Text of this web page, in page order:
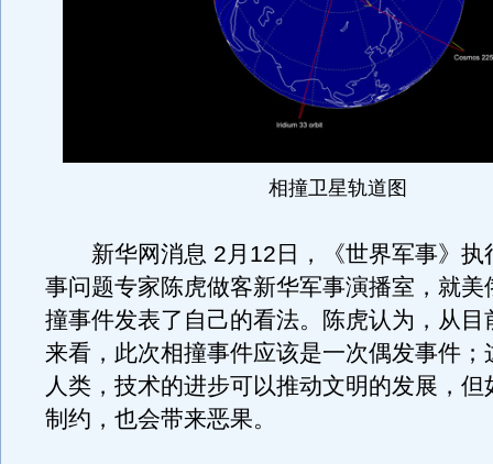
相撞卫星轨道图
新华网消息 2月12日，《世界军事》执
事问题专家陈虎做客新华军事演播室，就美
撞事件发表了自己的看法。陈虎认为，从目
来看，此次相撞事件应该是一次偶发事件；
人类，技术的进步可以推动文明的发展，但
制约，也会带来恶果。